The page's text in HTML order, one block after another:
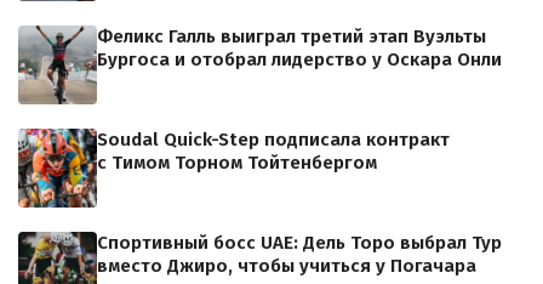
Феликс Галль выиграл третий этап Вуэльты
Бургоса и отобрал лидерство у Оскара Онли
Soudal Quick-Step подписала контракт
с Тимом Торном Тойтенбергом
Спортивный босс UAE: Дель Торо выбрал Тур
вместо Джиро, чтобы учиться у Погачара